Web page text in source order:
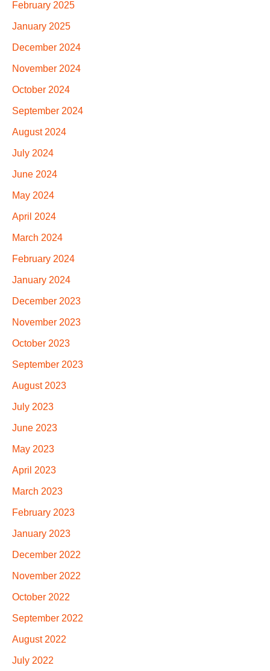
February 2025
January 2025
December 2024
November 2024
October 2024
September 2024
August 2024
July 2024
June 2024
May 2024
April 2024
March 2024
February 2024
January 2024
December 2023
November 2023
October 2023
September 2023
August 2023
July 2023
June 2023
May 2023
April 2023
March 2023
February 2023
January 2023
December 2022
November 2022
October 2022
September 2022
August 2022
July 2022